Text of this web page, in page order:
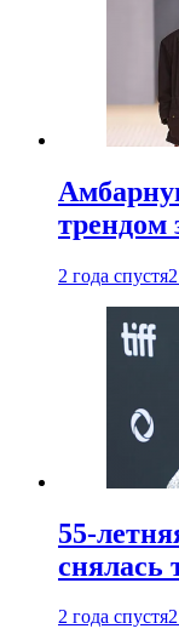
трендом
2 года спустя
55-
снялась
2 года спустя